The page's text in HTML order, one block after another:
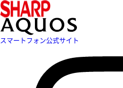
スマートフォン公式サイト